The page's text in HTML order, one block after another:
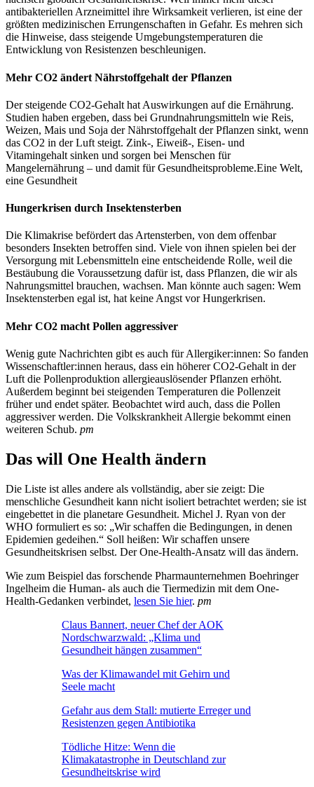
antibakteriellen Arzneimittel ihre Wirksamkeit verlieren, ist eine der
größten medizinischen Errungenschaften in Gefahr. Es mehren sich
die Hinweise, dass steigende Umgebungstemperaturen die
Entwicklung von Resistenzen beschleunigen.
Mehr CO2 ändert Nährstoffgehalt der Pflanzen
Der steigende CO2-Gehalt hat Auswirkungen auf die Ernährung.
Studien haben ergeben, dass bei Grundnahrungsmitteln wie Reis,
Weizen, Mais und Soja der Nährstoffgehalt der Pflanzen sinkt, wenn
das CO2 in der Luft steigt. Zink-, Eiweiß-, Eisen- und
Vitamingehalt sinken und sorgen bei Menschen für
Mangelernährung – und damit für Gesundheitsprobleme.Eine Welt,
eine Gesundheit
Hungerkrisen durch Insektensterben
Die Klimakrise befördert das Artensterben, von dem offenbar
besonders Insekten betroffen sind. Viele von ihnen spielen bei der
Versorgung mit Lebensmitteln eine entscheidende Rolle, weil die
Bestäubung die Voraussetzung dafür ist, dass Pflanzen, die wir als
Nahrungsmittel brauchen, wachsen. Man könnte auch sagen: Wem
Insektensterben egal ist, hat keine Angst vor Hungerkrisen.
Mehr CO2 macht Pollen aggressiver
Wenig gute Nachrichten gibt es auch für Allergiker:innen: So fanden
Wissenschaftler:innen heraus, dass ein höherer CO2-Gehalt in der
Luft die Pollenproduktion allergieauslösender Pflanzen erhöht.
Außerdem beginnt bei steigenden Temperaturen die Pollenzeit
früher und endet später. Beobachtet wird auch, dass die Pollen
aggressiver werden. Die Volkskrankheit Allergie bekommt einen
weiteren Schub. pm
Das will One Health ändern
Die Liste ist alles andere als vollständig, aber sie zeigt: Die
menschliche Gesundheit kann nicht isoliert betrachtet werden; sie ist
eingebettet in die planetare Gesundheit. Michel J. Ryan von der
WHO formuliert es so: „Wir schaffen die Bedingungen, in denen
Epidemien gedeihen.“ Soll heißen: Wir schaffen unsere
Gesundheitskrisen selbst. Der One-Health-Ansatz will das ändern.
Wie zum Beispiel das forschende Pharmaunternehmen Boehringer
Ingelheim die Human- als auch die Tiermedizin mit dem One-
Health-Gedanken verbindet, lesen Sie hier. pm
Claus Bannert, neuer Chef der AOK
Nordschwarzwald: „Klima und
Gesundheit hängen zusammen“
Was der Klimawandel mit Gehirn und
Seele macht
Gefahr aus dem Stall: mutierte Erreger und
Resistenzen gegen Antibiotika
Tödliche Hitze: Wenn die
Klimakatastrophe in Deutschland zur
Gesundheitskrise wird